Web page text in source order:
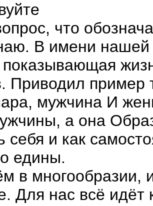
что
В имени нашей
показывающая
Приводил пример
мужчина И
а она
себя и как
едины.
в многообразии,
Для нас всё